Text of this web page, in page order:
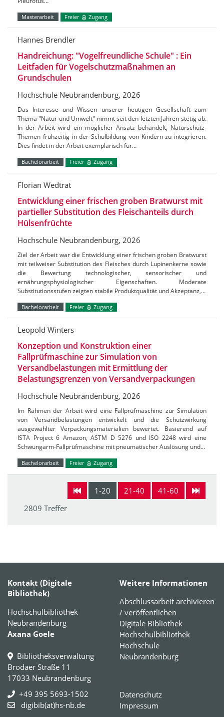
Masterarbeit Freier Zugang
Hannes Brendler
Handreichung: "Vogelfreundliche Schule" : Ein
Leitfaden für Vogelschutzmaßnahmen an
Grundschulen
Hochschule Neubrandenburg, 2026
Das Interesse und Wissen unserer heutigen Gesellschaft zum
Thema "Natur und Umwelt" nimmt seit den letzten Jahren stetig ab.
In der Arbeit wird ein möglicher Ansatz behandelt, Naturschutz-
Themen frühzeitig in der Schulbildung von Kindern zu integrieren.
Dies findet in der Arbeit exemplarisch für…
Bachelorarbeit Freier Zugang
Florian Wedtrat
Entwicklung einer frischen groben Bratwurst mit
partieller Substitution des Fleischanteils durch
Hülsenfrüchte
Hochschule Neubrandenburg, 2026
Ziel der Arbeit war die Entwicklung einer frischen groben Bratwurst
mit teilweiser Substitution des Fleisches durch Lupinenkerne sowie
die Bewertung technologischer, sensorischer und
ernährungsphysiologischer Eigenschaften. Moderate
Substitutionsstufen zeigten stabile Produktqualität und Akzeptanz,…
Bachelorarbeit Freier Zugang
Leopold Winters
Konzeption und Konstruktion einer
Fallprüfmaschine zur Simulation von
Versandbelastungen mit Ermittlung der
Belastungsgrenzen von Versandverpackungen
Hochschule Neubrandenburg, 2026
Im Rahmen der Arbeit wird eine Fallprüfmaschine zur Simulation
von Versandbelastungen entwickelt und die Schutzwirkung
ausgewählter Verpackungsmaterialien bewertet. Basierend auf
ISTA Project 6 Amazon, ASTM D 5276 und ISO 2248 wird eine
Schwungarm-Fallprüfmaschine mit pneumatischer Auslösung und…
Bachelorarbeit Freier Zugang
1-20 21-40
41-60
2809 Treffer
Kontakt (Digitale
Bibliothek)
Hochschulbibliothek
Neubrandenburg
Axana Goele
Bibliotheksverwaltung
Brodaer Straße 11
17033 Neubrandenburg
+49 395 5693-1502
digibib(at)hs-nb.de
Weitere Informationen
Abschlussarbeit archivieren
/ veröffentlichen
Digitale Bibliothek
Hochschulbibliothek
Hochschule
Neubrandenburg
Datenschutz
Impressum